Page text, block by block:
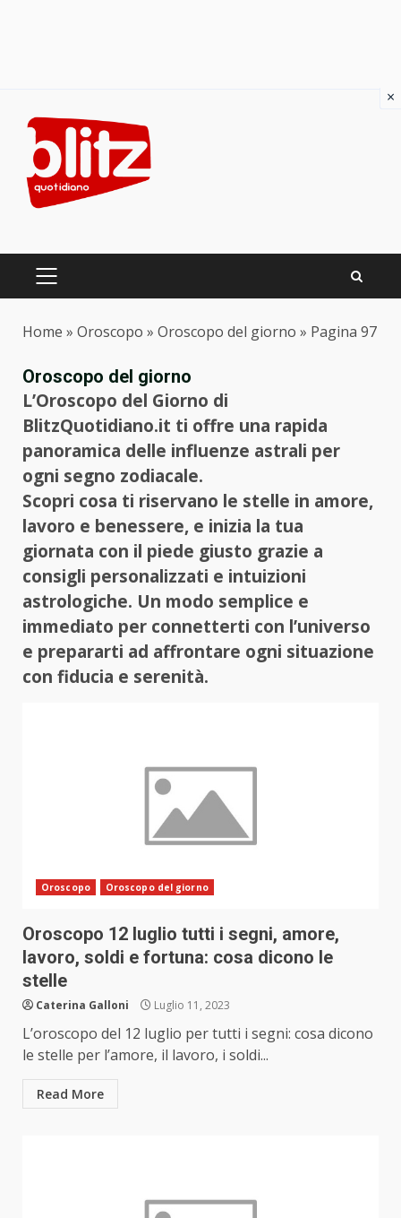
content
PRIMARY
Home » Oroscopo » Oroscopo del giorno » Pagina 97
Oroscopo del giorno
L’Oroscopo del Giorno di
BlitzQuotidiano.it ti offre una rapida
panoramica delle influenze astrali per
ogni segno zodiacale.
Scopri cosa ti riservano le stelle in amore,
lavoro e benessere, e inizia la tua
giornata con il piede giusto grazie a
consigli personalizzati e intuizioni
astrologiche. Un modo semplice e
immediato per connetterti con l’universo
e prepararti ad affrontare ogni situazione
con fiducia e serenità.
Oroscopo Oroscopo del giorno
Oroscopo 12 luglio tutti i segni, amore,
lavoro, soldi e fortuna: cosa dicono le
stelle
Caterina Galloni Luglio 11, 2023
L’oroscopo del 12 luglio per tutti i segni: cosa dicono
le stelle per l’amore, il lavoro, i soldi...
Read More
×